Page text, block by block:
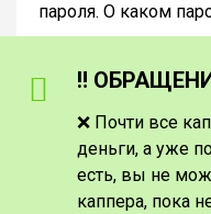
пароля. О каком
‼️
❌ Почти все
деньги, а уже
есть, вы не
каппера, пока